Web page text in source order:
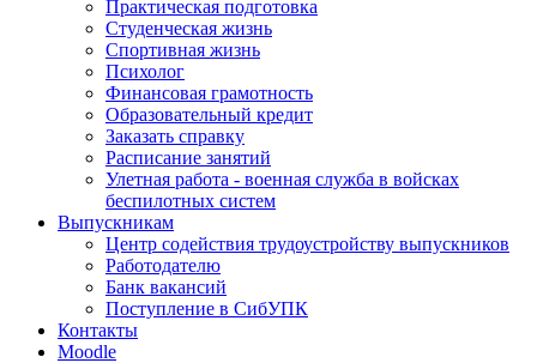
Практическая подготовка
Студенческая жизнь
Спортивная жизнь
Психолог
Финансовая грамотность
Образовательный кредит
Заказать справку
Расписание занятий
Улетная работа - военная служба в войсках
беспилотных систем
Выпускникам
Центр содействия трудоустройству выпускников
Работодателю
Банк вакансий
Поступление в СибУПК
Контакты
Moodle